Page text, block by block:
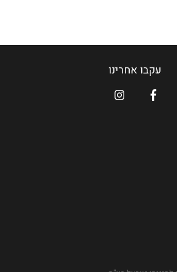
עקבו אחרינו